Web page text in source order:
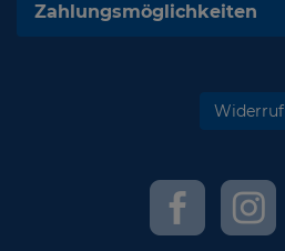
Zahlungsmöglichkeiten
Widerruf